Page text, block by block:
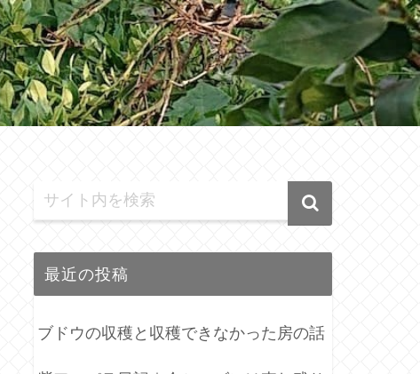
最近の投稿
ブドウの収穫と収穫できなかった房の話